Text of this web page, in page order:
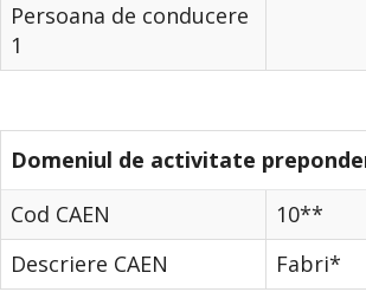
Persoana de conducere
1
Domeniul de activitate
Cod CAEN
10**
Descriere CAEN
Fabri*